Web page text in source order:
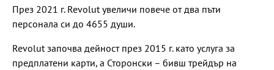
През 2021 г. Revolut увеличи повече от два пъти
персонала си до 4655 души.
Revolut започва дейност през 2015 г. като услуга за
предплатени карти, а Сторонски – бивш трейдър на